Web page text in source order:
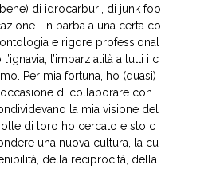
di idrocarburi, di junk foo
In barba a una certa co
e rigore professional
l’imparzialità a tutti i c
Per mia fortuna, ho (quasi)
di collaborare con
la mia visione del
di loro ho cercato e sto c
una nuova cultura, la cu
della reciprocità, della